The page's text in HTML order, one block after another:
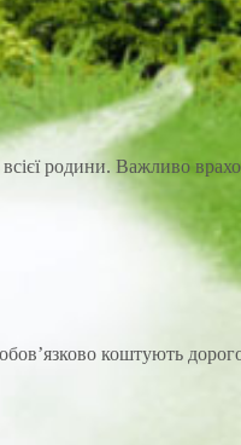
родини. Важливо
коштують